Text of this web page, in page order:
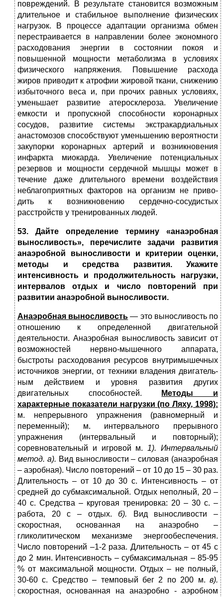
повреждений. В результате становится возможным
длительное и стабильное выпол­нение физических
нагрузок. В процессе адаптации организма
обмен
перестраивается в на­правлении более экономного
расходования энергии в состоянии покоя и
повышенной мощности метаболизма в условиях
физического напря­жения. Повышение расхода
жиров приводит к ат­рофии жировой ткани, снижению
избыточного веса и, при прочих равных условиях,
уменьшает развитие атеросклероза. Увеличение
емкости и пропускной способности коронарных
сосудов, развитие системы экстракардиальных
анастомозов способствуют уменьше­нию вероятности
закупорки коронарных артерий и возникновения
инфаркта миокарда. Увеличение потенциальных
резервов и мощ­ности сердечной мышцы может в
течение даже длительного време­ни воздействия
неблагоприятных факторов на организм не приво­
дить к возникновению сердечно-сосудистых
расстройств у трени­рованных людей.
53. Дайте определение термину «анаэробная
выносливость», перечислите задачи развития
анаэробной выносливости и критерии оценки,
методы и средства развития. Укажите
интенсивность и продолжительность нагрузки,
интервалов отдых и число повторений при
развитии анаэробной выносливости.
Анаэробная выносливость — это выносливость по
отношению к определенной двигательной
деятельности. Анаэробная выносливость зависит от
возможностей нервно-мышечного аппарата,
быстроты расходования ресурсов внутри­мышечных
источников энергии, от техники владения двигатель­
ным действием и уровня развития других
двигательных способ­ностей.
Методы и
характерные показатели нагрузки (по Ляху, 1998):
м. непрерывного упражнения (равномерный и
переменный); м. интервального прерывного
упражнения (интервальный и повторный);
соревновательный и игровой м. 1). Интервальный
метод. а). Вид выносливости – силовая (анаэробная
– аэробная). Число повторений – от 10 до 15 – 30 раз.
Длительность – от 10 до 30 с. Интенсивность – от
средней до субмаксимальной. Отдых неполный, 20 –
40 с. Средства – круговая тренировка: 20 – 30 с. –
работа, 20 с – отдых.б). Вид выносливости –
скоростная, основанная на анаэробно –
гликолитическом механизме энергообеспечения.
Число повторений –1-2 раза. Длительность – от 45 с
до 2 мин. Интенсивность – субмаксимальная – 85-95
% от максимальной мощности. Отдых – не полный,
30-60 с. Средство – темповый бег 2 по 200 м. в).
скоростная, основанная на анаэробно - аэробном